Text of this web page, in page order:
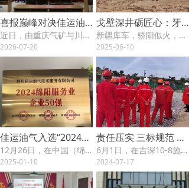
喜报巅峰对决佳运油气驾驶铁军包揽三甲载誉而归
近日，由重庆气矿与川东北气矿联合主办的2026年度“宝石花”油服外包驾驶技能友谊交流赛圆满收官。在这场汇聚行业精锐的技术较量中，佳运油气驾驶项目团队展现出卓越的专业素养与竞技状态，不仅以绝对优势包揽个人赛冠、亚、季军，更一举摘得“优秀团队奖”殊荣。此次大满贯战绩，充分彰显了佳运团队过硬的技术功底与协同作战能力，为“佳运铁军”品牌形象再添浓墨重彩的一笔。
2026-07-20
戈壁深井砺匠心：牙哈5000米老井检测攻坚战圆满告捷
新疆库车，骄阳似火，风沙漫卷。5月21日至31日，一支石油测井铁军在这片能源热土上打响了一场与时间赛跑、与自然角力的攻坚战——历经十昼夜顽强拼搏，成功运用气体动力测井仪（K8）及CCFET先进工具组合，圆满完成了对牙哈区块一口井深超5000米、服役逾20年的老井的精密井筒检测任务，为油田后续稳产注入了坚实的技术动能。
2025-06-10
佳运油气入选“2024绵阳服务业企业50强”
12月26日，在中国（绵阳）科技城“企业之家”揭牌仪式暨“2024绵阳企业50强”榜单发布活动上，四川佳运油气技术服务有限公司获得了由绵阳市企业联合会、绵阳市企业家协会、绵阳市服务业联合会共同颁发的“2024绵阳服务业企业50强”荣誉，位居全市所有服务类企业第17位。
2025-01-10
责任压实 三标规范 素质提升
6月1日，在吉深10-8施工现场，佳运油气运维山西压缩机外部市场气举全套地面设施提供及运维服务项目部当班人员在进行标准化交接班。规范的摆放、整洁的工具，以及各类醒目的警示牌……作业施工现场井然有序，整齐划一，作业施工现场各环节都是标准化的布局。
2024-07-17